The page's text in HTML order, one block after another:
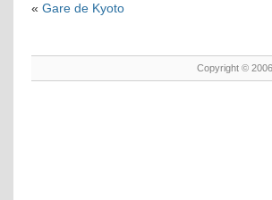
« Gare de Kyoto
Copyright ©